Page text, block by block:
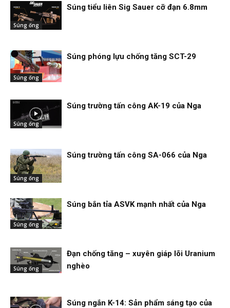
Súng ống
Súng tiểu liên Sig Sauer cỡ đạn 6.8mm
Súng ống
Súng phóng lựu chống tăng SCT-29
Súng ống
Súng trường tấn công AK-19 của Nga
Súng ống
Súng trường tấn công SA-066 của Nga
Súng ống
Súng bắn tỉa ASVK mạnh nhất của Nga
Súng ống
Đạn chống tăng – xuyên giáp lõi Uranium
nghèo
Súng ngắn K-14: Sản phẩm sáng tạo của